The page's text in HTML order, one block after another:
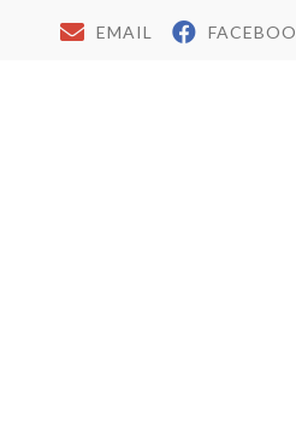
EMAIL